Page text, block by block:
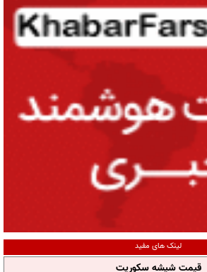
لینک های مفید
قیمت شیشه سکوریت